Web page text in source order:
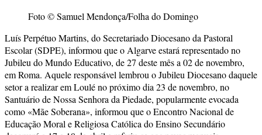
Foto © Samuel Mendonça/Folha do Domingo
Luís Perpétuo Martins, do Secretariado Diocesano da Pastoral
Escolar (SDPE), informou que o Algarve estará representado no
Jubileu do Mundo Educativo, de 27 deste mês a 02 de novembro,
em Roma. Aquele responsável lembrou o Jubileu Diocesano daquele
setor a realizar em Loulé no próximo dia 23 de novembro, no
Santuário de Nossa Senhora da Piedade, popularmente evocada
como «Mãe Soberana», informou que o Encontro Nacional de
Educação Moral e Religiosa Católica do Ensino Secundário